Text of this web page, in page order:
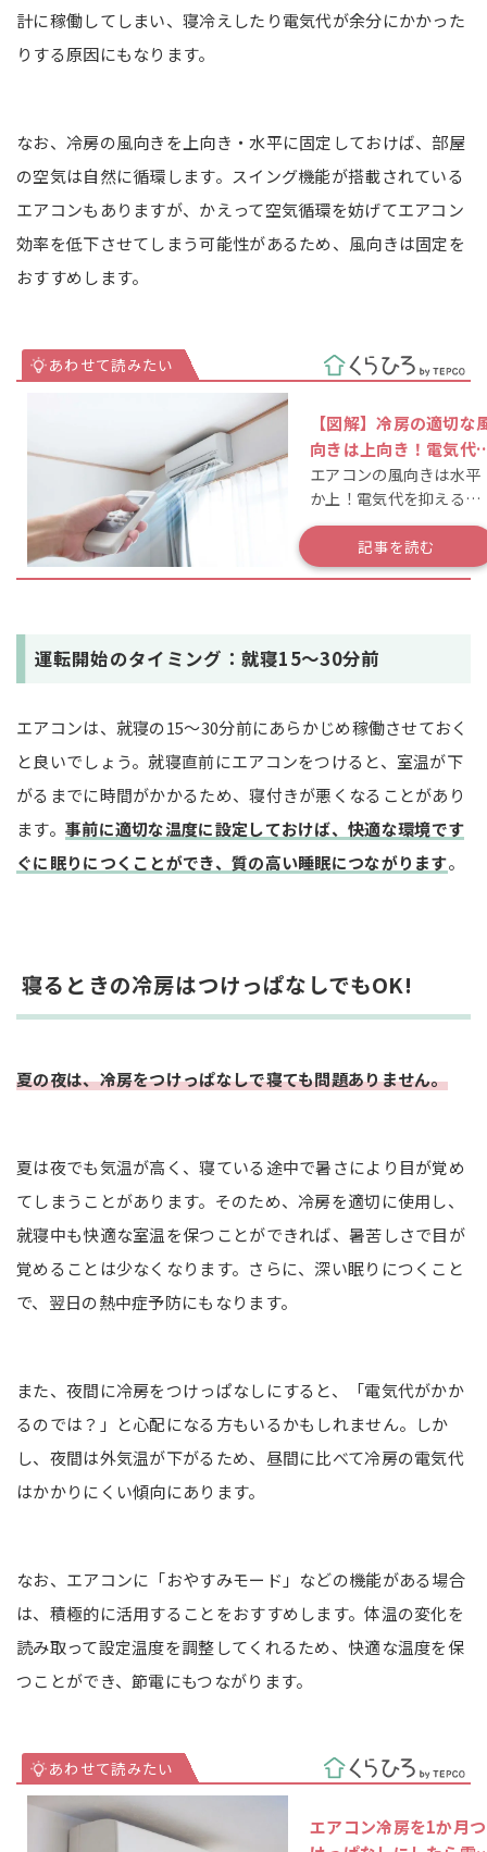
計に稼働してしまい、寝冷えしたり電気代が余分にかかった
りする原因にもなります。
なお、冷房の風向きを上向き・水平に固定しておけば、部屋
の空気は自然に循環します。スイング機能が搭載されている
エアコンもありますが、かえって空気循環を妨げてエアコン
効率を低下させてしまう可能性があるため、風向きは固定を
おすすめします。
【図解】冷房の適切な
向きは上向き！電気代
体感温度を下げる方法
解説
エアコンの風向きは水平
か上！電気代を抑えるコ
ツも解説！
記事を読む
運転開始のタイミング：就寝15～30分前
エアコンは、就寝の15～30分前にあらかじめ稼働させておく
と良いでしょう。就寝直前にエアコンをつけると、室温が下
がるまでに時間がかかるため、寝付きが悪くなることがあり
ます。 事前に適切な温度に設定しておけば、快適な環境です
ぐに眠りにつくことができ、質の高い睡眠につながります。
寝るときの冷房はつけっぱなしでもOK!
夏の夜は、冷房をつけっぱなしで寝ても問題ありません。
夏は夜でも気温が高く、寝ている途中で暑さにより目が覚め
てしまうことがあります。そのため、冷房を適切に使用し、
就寝中も快適な室温を保つことができれば、暑苦しさで目が
覚めることは少なくなります。さらに、深い眠りにつくこと
で、翌日の熱中症予防にもなります。
また、夜間に冷房をつけっぱなしにすると、「電気代がかか
るのでは？」と心配になる方もいるかもしれません。しか
し、夜間は外気温が下がるため、昼間に比べて冷房の電気代
はかかりにくい傾向にあります。
なお、エアコンに「おやすみモード」などの機能がある場合
は、積極的に活用することをおすすめします。体温の変化を
読み取って設定温度を調整してくれるため、快適な温度を保
つことができ、節電にもつながります。
エアコン冷房を1か月つ